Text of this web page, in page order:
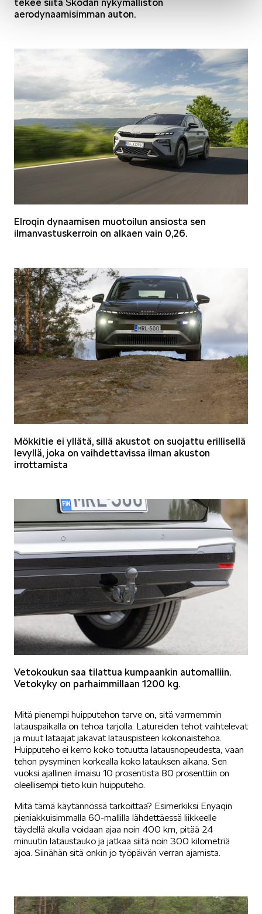
tekee siitä Škodan nykymalliston
aerodynaamisimman auton.
Elroqin dynaamisen muotoilun ansiosta sen
ilmanvastuskerroin on alkaen vain 0,26.
Mökkitie ei yllätä, sillä akustot on suojattu erillisellä
levyllä, joka on vaihdettavissa ilman akuston
irrottamista
Vetokoukun saa tilattua kumpaankin automalliin.
Vetokyky on parhaimmillaan 1200 kg.
Mitä pienempi huipputehon tarve on, sitä varmemmin
latauspaikalla on tehoa tarjolla. Latureiden tehot vaihtelevat
ja muut lataajat jakavat latauspisteen kokonaistehoa.
Huipputeho ei kerro koko totuutta latausnopeudesta, vaan
tehon pysyminen korkealla koko latauksen aikana. Sen
vuoksi ajallinen ilmaisu 10 prosentista 80 prosenttiin on
oleellisempi tieto kuin huipputeho.
Mitä tämä käytännössä tarkoittaa? Esimerkiksi Enyaqin
pieniakkuisimmalla 60-mallilla lähdettäessä liikkeelle
täydellä akulla voidaan ajaa noin 400 km, pitää 24
minuutin lataustauko ja jatkaa siitä noin 300 kilometriä
ajoa. Siinähän sitä onkin jo työpäivän verran ajamista.